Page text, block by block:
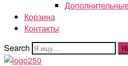
Корзина
Контакты
Search